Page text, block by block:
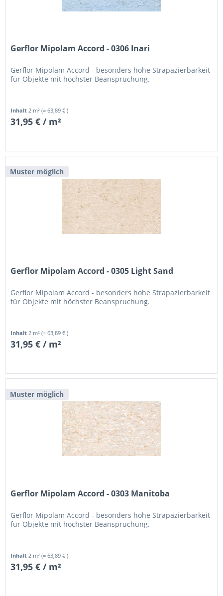
Gerflor Mipolam Accord - 0306 Inari
Gerflor Mipolam Accord - besonders hohe Strapazierbarkeit
für Objekte mit höchster Beanspruchung.
Inhalt2 m²(= 63,89 € )
31,95 € / m²
Muster möglich
Gerflor Mipolam Accord - 0305 Light Sand
Gerflor Mipolam Accord - besonders hohe Strapazierbarkeit
für Objekte mit höchster Beanspruchung.
Inhalt2 m²(= 63,89 € )
31,95 € / m²
Muster möglich
Gerflor Mipolam Accord - 0303 Manitoba
Gerflor Mipolam Accord - besonders hohe Strapazierbarkeit
für Objekte mit höchster Beanspruchung.
Inhalt 2 m²(= 63,89 € )
31,95 € / m²